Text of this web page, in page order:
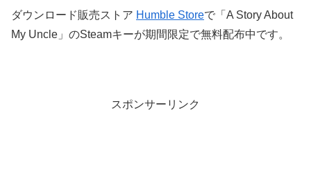
ダウンロード販売ストア Humble Storeで「A Story About
My Uncle」のSteamキーが期間限定で無料配布中です。
スポンサーリンク